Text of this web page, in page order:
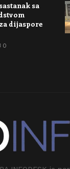
sa
dijaspore
0